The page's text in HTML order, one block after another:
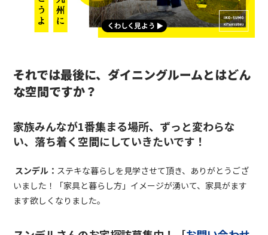
それでは最後に、ダイニングルームとはどん
な空間ですか？
家族みんなが1番集まる場所、ずっと変わらな
い、落ち着く空間にしていきたいです！
スンデル： ステキな暮らしを見学させて頂き、ありがとうござ
いました！「家具と暮らし方」イメージが湧いて、家具がます
ます欲しくなりました。